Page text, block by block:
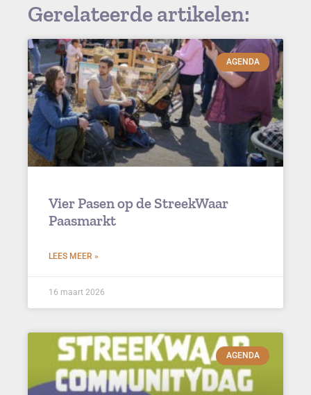
Gerelateerde artikelen:
AGENDA
Vier Pasen op de StreekWaar
Paasmarkt
LEES MEER »
16 maart 2026
AGENDA